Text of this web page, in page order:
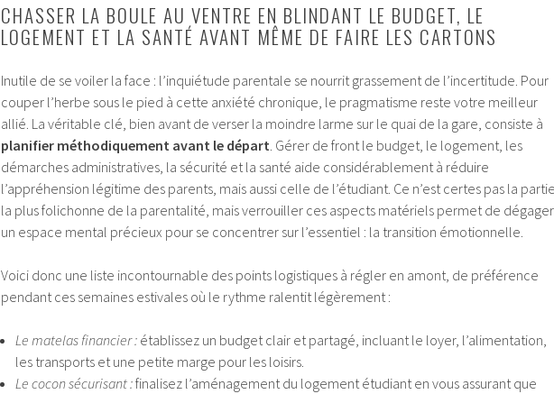
CHASSER LA BOULE AU VENTRE EN BLINDANT LE BUDGET, LE
LOGEMENT ET LA SANTÉ AVANT MÊME DE FAIRE LES CARTONS
Inutile de se voiler la face : l’inquiétude parentale se nourrit grassement de l’incertitude. Pour
couper l’herbe sous le pied à cette anxiété chronique, le pragmatisme reste votre meilleur
allié. La véritable clé, bien avant de verser la moindre larme sur le quai de la gare, consiste à
planifier méthodiquement avant le départ. Gérer de front le budget, le logement, les
démarches administratives, la sécurité et la santé aide considérablement à réduire
l’appréhension légitime des parents, mais aussi celle de l’étudiant. Ce n’est certes pas la
la plus folichonne de la parentalité, mais verrouiller ces aspects matériels permet de dégager
un espace mental précieux pour se concentrer sur l’essentiel : la transition émotionnelle.
Voici donc une liste incontournable des points logistiques à régler en amont, de préférence
pendant ces semaines estivales où le rythme ralentit légèrement :
Le matelas financier : établissez un budget clair et partagé, incluant le loyer, l’alimentation,
les transports et une petite marge pour les loisirs.
Le cocon sécurisant :finalisez l’aménagement du logement étudiant en vous assurant que